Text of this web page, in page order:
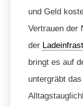
und Geld
Vertrauen der
der
bringt es auf
untergräbt